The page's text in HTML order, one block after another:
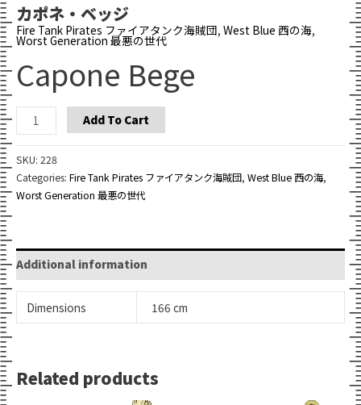
カポネ・ベッジ
Fire Tank Pirates ファイアタンク海賊団, West Blue 西の海,
Worst Generation 最悪の世代
Capone Bege
Capone
Bege
quantity
Add To Cart
SKU: 228
Categories: Fire Tank Pirates ファイアタンク海賊団, West Blue 西の海,
Worst Generation 最悪の世代
Additional information
Dimensions 166 cm
Related products